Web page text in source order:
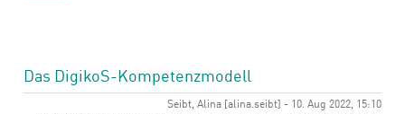
Das DigikoS-Kompetenzmodell
Seibt, Alina [alina.seibt] - 10. Aug 2022, 15:10